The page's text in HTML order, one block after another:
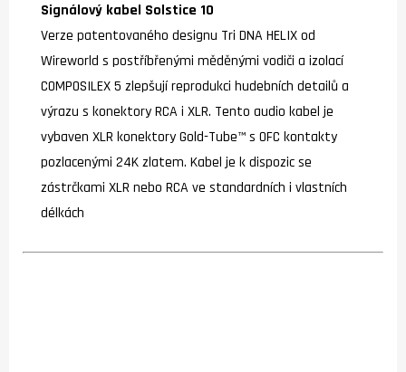
Signálový kabel Solstice 10
Verze patentovaného designu Tri DNA HELIX od
Wireworld s postříbřenými měděnými vodiči a izolací
COMPOSILEX 5 zlepšují reprodukci hudebních detailů a
výrazu s konektory RCA i XLR. Tento audio kabel je
vybaven XLR konektory Gold-Tube™ s OFC kontakty
pozlacenými 24K zlatem. Kabel je k dispozic se
zástrčkami XLR nebo RCA ve standardních i vlastních
délkách